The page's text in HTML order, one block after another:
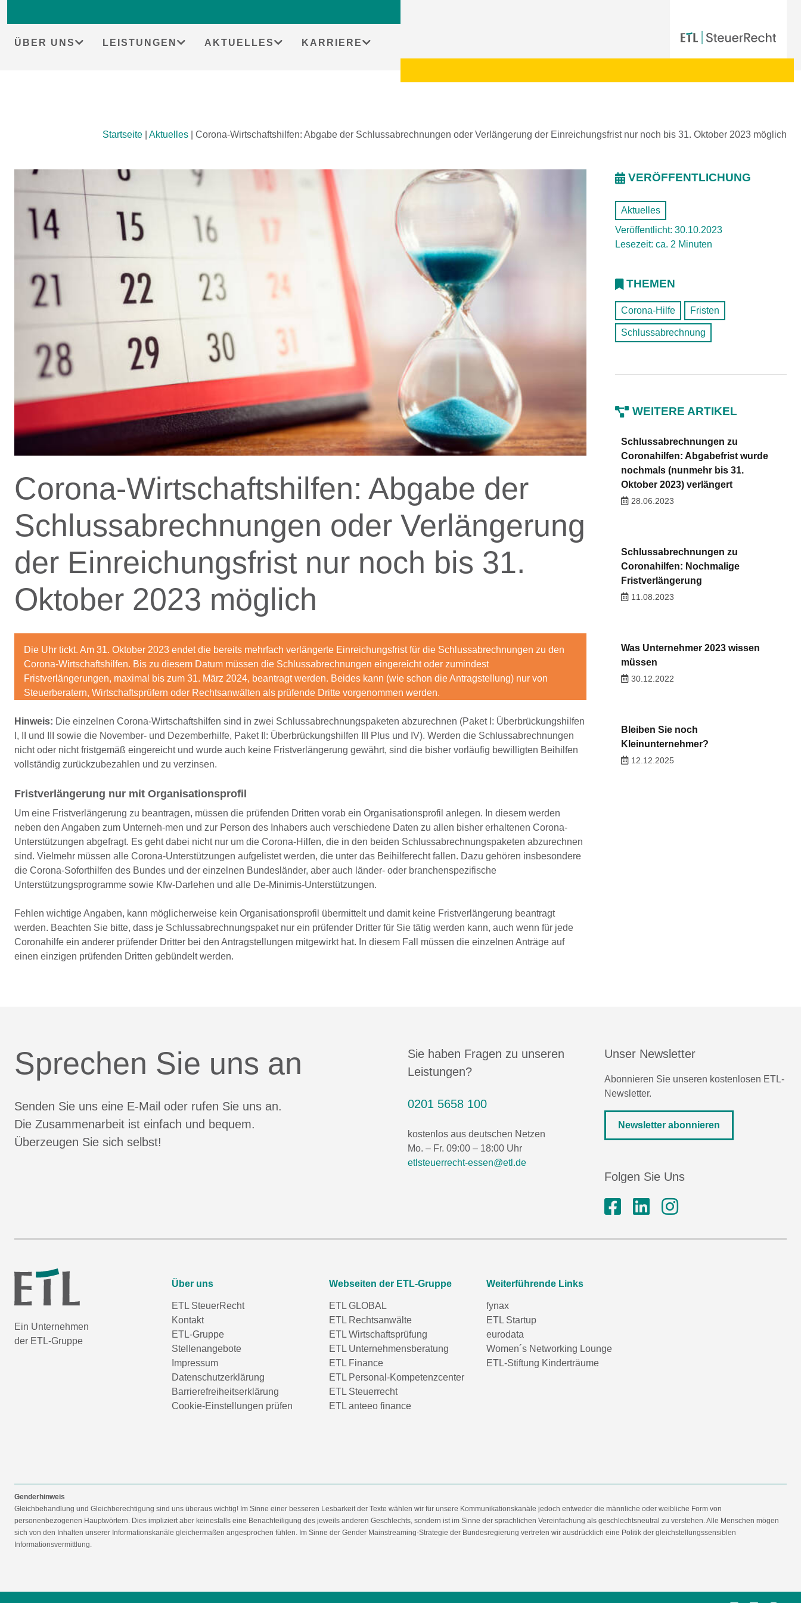
ÜBER UNS LEISTUNGEN AKTUELLES KARRIERE
Startseite Aktuelles Corona-Wirtschaftshilfen: Abgabe der Schlussabrechnungen oder Verlängerung der Einreichungsfrist nur noch bis 31. Oktober 2023 möglich
Corona-Wirtschaftshilfen: Abgabe der
Schlussabrechnungen oder Verlängerung
der Einreichungsfrist nur noch bis 31.
Oktober 2023 möglich
Die Uhr tickt. Am 31. Oktober 2023 endet die bereits mehrfach verlängerte Einreichungsfrist für die Schlussabrechnungen zu den
Corona-Wirtschaftshilfen. Bis zu diesem Datum müssen die Schlussabrechnungen eingereicht oder zumindest
Fristverlängerungen, maximal bis zum 31. März 2024, beantragt werden. Beides kann (wie schon die Antragstellung) nur von
Steuerberatern, Wirtschaftsprüfern oder Rechtsanwälten als prüfende Dritte vorgenommen werden.
Hinweis: Die einzelnen Corona-Wirtschaftshilfen sind in zwei Schlussabrechnungspaketen abzurechnen (Paket I: Überbrückungshilfen
I, II und III sowie die November- und Dezemberhilfe, Paket II: Überbrückungshilfen III Plus und IV). Werden die Schlussabrechnungen
nicht oder nicht fristgemäß eingereicht und wurde auch keine Fristverlängerung gewährt, sind die bisher vorläufig bewilligten Beihilfen
vollständig zurückzubezahlen und zu verzinsen.
Fristverlängerung nur mit Organisationsprofil
Um eine Fristverlängerung zu beantragen, müssen die prüfenden Dritten vorab ein Organisationsprofil anlegen. In diesem werden
neben den Angaben zum Unterneh-men und zur Person des Inhabers auch verschiedene Daten zu allen bisher erhaltenen Corona-
Unterstützungen abgefragt. Es geht dabei nicht nur um die Corona-Hilfen, die in den beiden Schlussabrechnungspaketen abzurechnen
sind. Vielmehr müssen alle Corona-Unterstützungen aufgelistet werden, die unter das Beihilferecht fallen. Dazu gehören insbesondere
die Corona-Soforthilfen des Bundes und der einzelnen Bundesländer, aber auch länder- oder branchenspezifische
Unterstützungsprogramme sowie Kfw-Darlehen und alle De-Minimis-Unterstützungen.
Fehlen wichtige Angaben, kann möglicherweise kein Organisationsprofil übermittelt und damit keine Fristverlängerung beantragt
werden. Beachten Sie bitte, dass je Schlussabrechnungspaket nur ein prüfender Dritter für Sie tätig werden kann, auch wenn für jede
Coronahilfe ein anderer prüfender Dritter bei den Antragstellungen mitgewirkt hat. In diesem Fall müssen die einzelnen Anträge auf
einen einzigen prüfenden Dritten gebündelt werden.
VERÖFFENTLICHUNG
Aktuelles
Veröffentlicht: 30.10.2023
Lesezeit: ca. 2 Minuten
THEMEN
Corona-Hilfe Fristen
Schlussabrechnung
WEITERE ARTIKEL
Schlussabrechnungen zu
Coronahilfen: Abgabefrist wurde
nochmals (nunmehr bis 31.
Oktober 2023) verlängert
28.06.2023
Schlussabrechnungen zu
Coronahilfen: Nochmalige
Fristverlängerung
11.08.2023
Was Unternehmer 2023 wissen
müssen
30.12.2022
Bleiben Sie noch
Kleinunternehmer?
12.12.2025
Sprechen Sie uns an
Senden Sie uns eine E-Mail oder rufen Sie uns an.
Die Zusammenarbeit ist einfach und bequem.
Überzeugen Sie sich selbst!
Sie haben Fragen zu unseren
Leistungen?
0201 5658 100
kostenlos aus deutschen Netzen
Mo. – Fr. 09:00 – 18:00 Uhr
etlsteuerrecht-essen@etl.de
Unser Newsletter
Abonnieren Sie unseren kostenlosen ETL-
Newsletter.
Newsletter abonnieren
Folgen Sie Uns
Ein Unternehmen
der ETL-Gruppe
Über uns
ETL SteuerRecht
Kontakt
ETL-Gruppe
Stellenangebote
Impressum
Datenschutzerklärung
Barrierefreiheitserklärung
Cookie-Einstellungen prüfen
Webseiten der ETL-Gruppe
ETL GLOBAL
ETL Rechtsanwälte
ETL Wirtschaftsprüfung
ETL Unternehmensberatung
ETL Finance
ETL Personal-Kompetenzcenter
ETL Steuerrecht
ETL anteeo finance
Weiterführende Links
fynax
ETL Startup
eurodata
Women´s Networking Lounge
ETL-Stiftung Kinderträume
Genderhinweis
Gleichbehandlung und Gleichberechtigung sind uns überaus wichtig! Im Sinne einer besseren Lesbarkeit der Texte wählen wir für unsere Kommunikationskanäle jedoch entweder die männliche oder weibliche Form von
personenbezogenen Hauptwörtern. Dies impliziert aber keinesfalls eine Benachteiligung des jeweils anderen Geschlechts, sondern ist im Sinne der sprachlichen Vereinfachung als geschlechtsneutral zu verstehen. Alle Menschen mögen
sich von den Inhalten unserer Informationskanäle gleichermaßen angesprochen fühlen. Im Sinne der Gender Mainstreaming-Strategie der Bundesregierung vertreten wir ausdrücklich eine Politik der gleichstellungssensiblen
Informationsvermittlung.